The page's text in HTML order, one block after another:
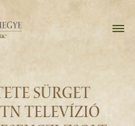
SÜRGET
TELEVÍZIÓ